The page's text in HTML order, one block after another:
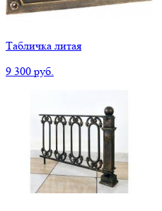
Табличка литая
9 300 руб.